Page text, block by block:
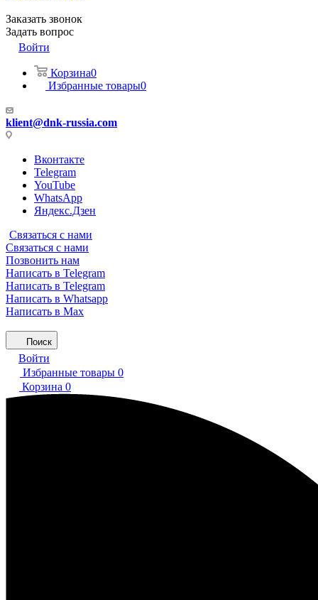
Заказать звонок
Задать вопрос
Войти
Корзина0
Избранные товары0
klient@dnk-russia.com
Вконтакте
Telegram
YouTube
WhatsApp
Яндекс.Дзен
Связаться с нами
Связаться с нами
Позвонить нам
Написать в Telegram
Написать в Telegram
Написать в Whatsapp
Написать в Max
Поиск
Войти
Избранные товары 0
Корзина 0